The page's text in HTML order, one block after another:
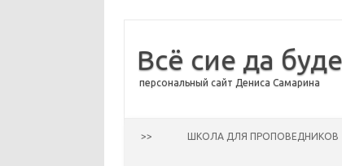
Всё сие да
персональный сайт Дениса Самарина
>> ШКОЛА ДЛЯ ПРОПОВЕДНИКОВ